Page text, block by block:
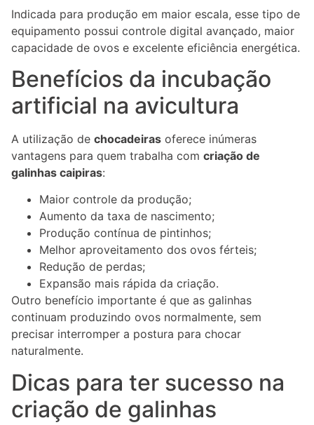
Indicada para produção em maior escala, esse tipo de
equipamento possui controle digital avançado, maior
capacidade de ovos e excelente eficiência energética.
Benefícios da incubação
artificial na avicultura
A utilização de chocadeiras oferece inúmeras
vantagens para quem trabalha com criação de
galinhas caipiras:
Maior controle da produção;
Aumento da taxa de nascimento;
Produção contínua de pintinhos;
Melhor aproveitamento dos ovos férteis;
Redução de perdas;
Expansão mais rápida da criação.
Outro benefício importante é que as galinhas
continuam produzindo ovos normalmente, sem
precisar interromper a postura para chocar
naturalmente.
Dicas para ter sucesso na
criação de galinhas